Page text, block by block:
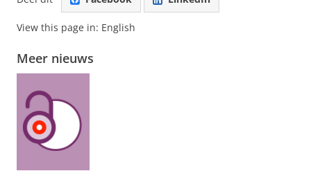
View this page in: English
Meer nieuws